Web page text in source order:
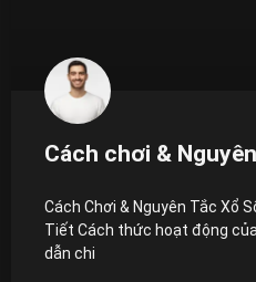
Cách chơi &
Cách Chơi & Nguyên Tắc Xổ
Tiết Cách thức hoạt động
dẫn chi